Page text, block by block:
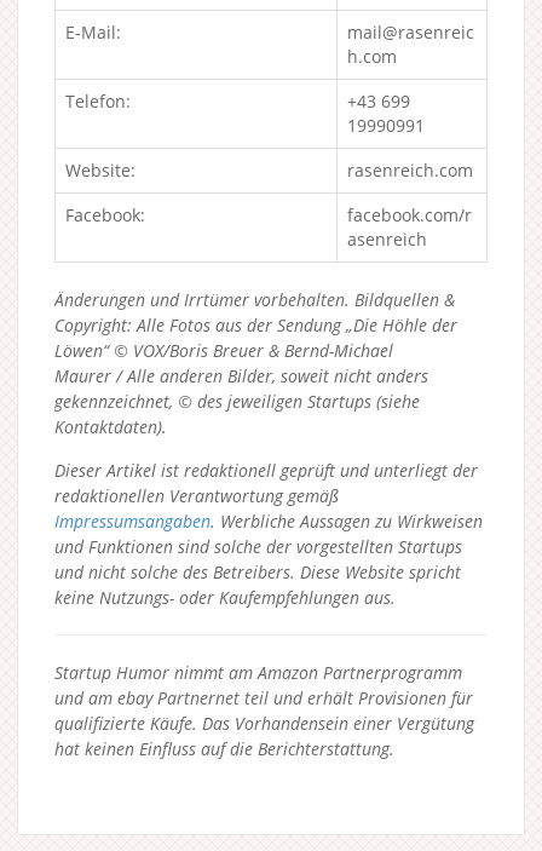
E-Mail:
mail@rasenreic
h.com
Telefon:
+43 699
19990991
Website:
rasenreich.com
Facebook:
facebook.com/r
asenreich
Änderungen und Irrtümer vorbehalten. Bildquellen &
Copyright: Alle Fotos aus der Sendung „Die Höhle der
Löwen“ © VOX/Boris Breuer & Bernd-Michael
Maurer / Alle anderen Bilder, soweit nicht anders
gekennzeichnet, © des jeweiligen Startups (siehe
Kontaktdaten).
Dieser Artikel ist redaktionell geprüft und unterliegt der
redaktionellen Verantwortung gemäß
Impressumsangaben. Werbliche Aussagen zu Wirkweisen
und Funktionen sind solche der vorgestellten Startups
und nicht solche des Betreibers. Diese Website spricht
keine Nutzungs- oder Kaufempfehlungen aus.
Startup Humor nimmt am Amazon Partnerprogramm
und am ebay Partnernet teil und erhält Provisionen für
qualifizierte Käufe. Das Vorhandensein einer Vergütung
hat keinen Einfluss auf die Berichterstattung.